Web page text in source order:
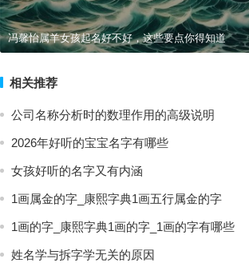
冯馨怡属羊女孩起名好不好，这些要点你得知道
相关推荐
公司名称分析时的数理作用的高级说明
2026年好听的宝宝名字有哪些
女孩好听的名字又有内涵
1画属金的字_康熙字典1画五行属金的字
1画的字_康熙字典1画的字_1画的字有哪些
姓名学与拆字学无关的原因